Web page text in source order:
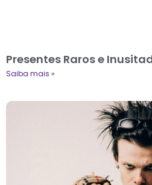
Presentes Raros e
Saiba mais »